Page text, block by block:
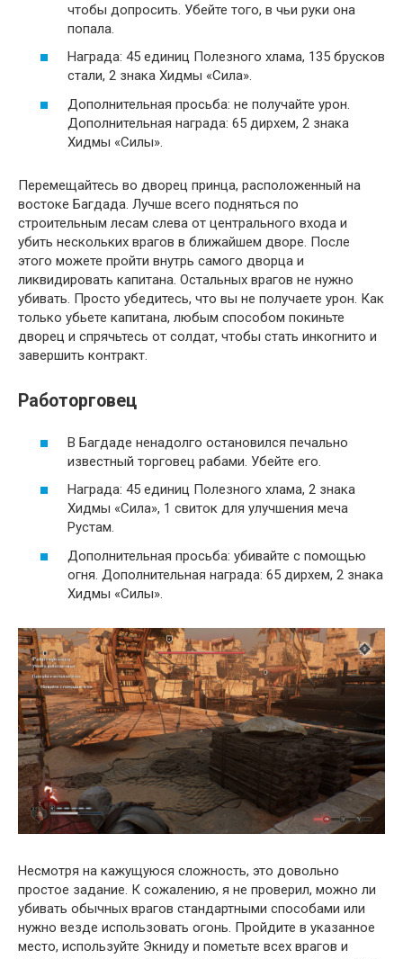
чтобы допросить. Убейте того, в чьи руки она
попала.
Награда: 45 единиц Полезного хлама, 135 брусков
стали, 2 знака Хидмы «Сила».
Дополнительная просьба: не получайте урон.
Дополнительная награда: 65 дирхем, 2 знака
Хидмы «Силы».
Перемещайтесь во дворец принца, расположенный на
востоке Багдада. Лучше всего подняться по
строительным лесам слева от центрального входа и
убить нескольких врагов в ближайшем дворе. После
этого можете пройти внутрь самого дворца и
ликвидировать капитана. Остальных врагов не нужно
убивать. Просто убедитесь, что вы не получаете урон. Как
только убьете капитана, любым способом покиньте
дворец и спрячьтесь от солдат, чтобы стать инкогнито и
завершить контракт.
Работорговец
В Багдаде ненадолго остановился печально
известный торговец рабами. Убейте его.
Награда: 45 единиц Полезного хлама, 2 знака
Хидмы «Сила», 1 свиток для улучшения меча
Рустам.
Дополнительная просьба: убивайте с помощью
огня. Дополнительная награда: 65 дирхем, 2 знака
Хидмы «Силы».
Несмотря на кажущуюся сложность, это довольно
простое задание. К сожалению, я не проверил, можно ли
убивать обычных врагов стандартными способами или
нужно везде использовать огонь. Пройдите в указанное
место, используйте Экниду и пометьте всех врагов и